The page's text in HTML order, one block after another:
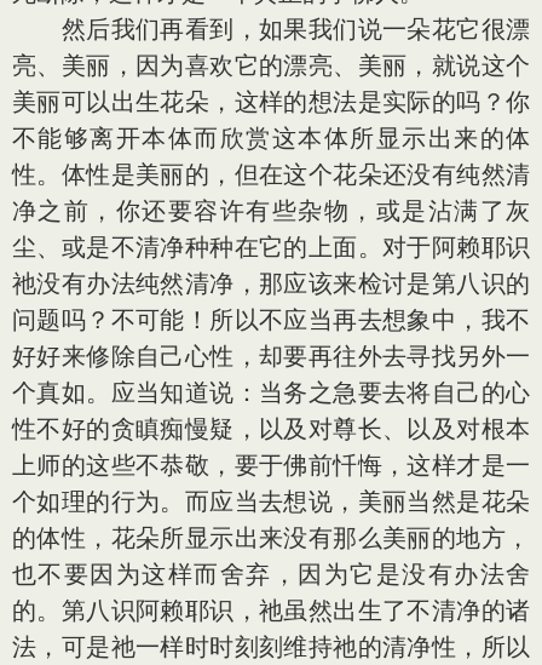
然后我们再看到，如果我们说一朵花它很漂
亮、美丽，因为喜欢它的漂亮、美丽，就说这个
美丽可以出生花朵，这样的想法是实际的吗？你
不能够离开本体而欣赏这本体所显示出来的体
性。体性是美丽的，但在这个花朵还没有纯然清
净之前，你还要容许有些杂物，或是沾满了灰
尘、或是不清净种种在它的上面。对于阿赖耶识
祂没有办法纯然清净，那应该来检讨是第八识的
问题吗？不可能！所以不应当再去想象中，我不
好好来修除自己心性，却要再往外去寻找另外一
个真如。应当知道说：当务之急要去将自己的心
性不好的贪瞋痴慢疑，以及对尊长、以及对根本
上师的这些不恭敬，要于佛前忏悔，这样才是一
个如理的行为。而应当去想说，美丽当然是花朵
的体性，花朵所显示出来没有那么美丽的地方，
也不要因为这样而舍弃，因为它是没有办法舍
的。第八识阿赖耶识，祂虽然出生了不清净的诸
法，可是祂一样时时刻刻维持祂的清净性，所以